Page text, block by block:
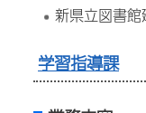
新県立図書
学習指導課